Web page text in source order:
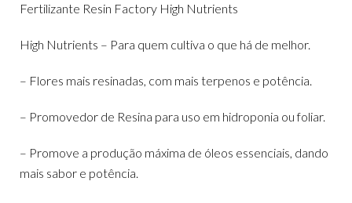
Fertilizante Resin Factory High Nutrients
High Nutrients – Para quem cultiva o que há de melhor.
– Flores mais resinadas, com mais terpenos e potência.
– Promovedor de Resina para uso em hidroponia ou foliar.
– Promove a produção máxima de óleos essenciais, dando
mais sabor e potência.